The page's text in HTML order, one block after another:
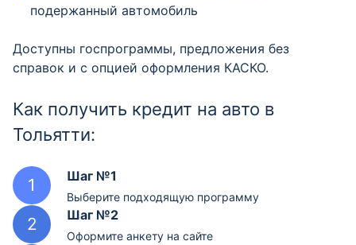
подержанный автомобиль
Доступны госпрограммы, предложения без
справок и с опцией оформления КАСКО.
Как получить кредит на авто в
Тольятти:
Шаг №1
Выберите подходящую программу
Шаг №2
Оформите анкету на сайте